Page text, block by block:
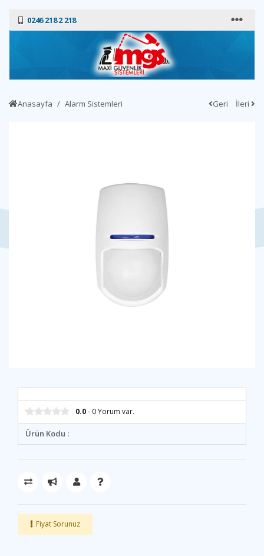
0246 218 2 218
Anasayfa Alarm Sistemleri Geri İleri
0.0- 0 Yorum var.
Ürün Kodu :
Fiyat Sorunuz